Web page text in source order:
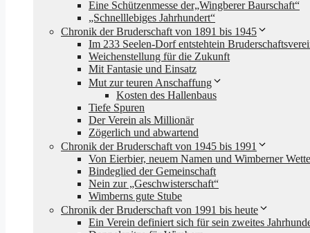
Eine Schützenmesse der„Wingberer Baurschaft“
„Schnelllebiges Jahrhundert“
Chronik der Bruderschaft von 1891 bis 1945
Im 233 Seelen-Dorf entstehtein
Weichenstellung für die Zukunft
Mit Fantasie und Einsatz
Mut zur teuren Anschaffung
Kosten des Hallenbaus
Tiefe Spuren
Der Verein als Millionär
Zögerlich und abwartend
Chronik der Bruderschaft von 1945 bis 1991
Von Eierbier, neuem Namen und Wimberner
Bindeglied der Gemeinschaft
Nein zur „Geschwisterschaft“
Wimberns gute Stube
Chronik der Bruderschaft von 1991 bis heute
Ein Verein definiert sich für sein zweites